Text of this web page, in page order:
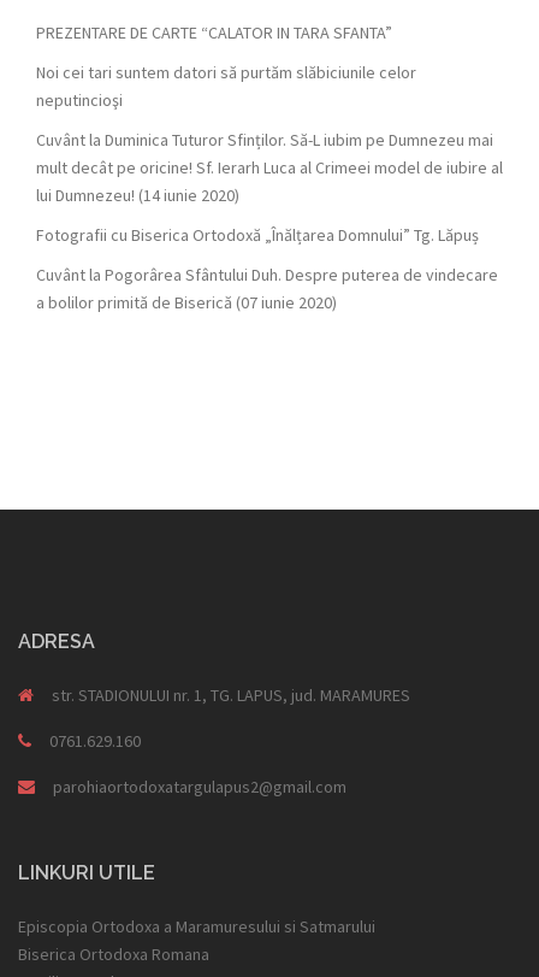
PREZENTARE DE CARTE “CALATOR IN TARA SFANTA”
Noi cei tari suntem datori să purtăm slăbiciunile celor
neputincioşi
Cuvânt la Duminica Tuturor Sfinților. Să-L iubim pe Dumnezeu mai
mult decât pe oricine! Sf. Ierarh Luca al Crimeei model de iubire al
lui Dumnezeu! (14 iunie 2020)
Fotografii cu Biserica Ortodoxă „Înălțarea Domnului” Tg. Lăpuș
Cuvânt la Pogorârea Sfântului Duh. Despre puterea de vindecare
a bolilor primită de Biserică (07 iunie 2020)
ADRESA
str. STADIONULUI nr. 1, TG. LAPUS, jud. MARAMURES
0761.629.160
parohiaortodoxatargulapus2@gmail.com
LINKURI UTILE
Episcopia Ortodoxa a Maramuresului si Satmarului
Biserica Ortodoxa Romana